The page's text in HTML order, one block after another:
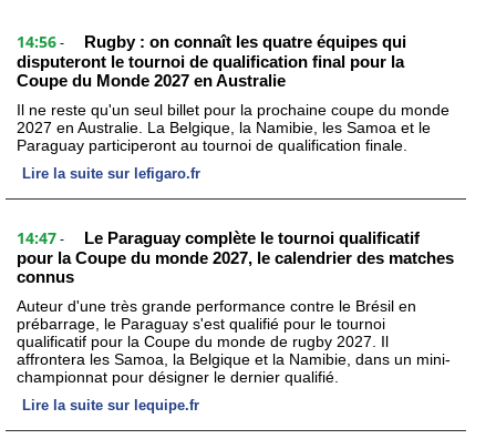
14:56 -
Rugby : on connaît les quatre équipes qui
disputeront le tournoi de qualification final pour la
Coupe du Monde 2027 en Australie
Il ne reste qu'un seul billet pour la prochaine coupe du monde
2027 en Australie. La Belgique, la Namibie, les Samoa et le
Paraguay participeront au tournoi de qualification finale.
Lire la suite sur lefigaro.fr
14:47 -
Le Paraguay complète le tournoi qualificatif
pour la Coupe du monde 2027, le calendrier des matches
connus
Auteur d'une très grande performance contre le Brésil en
prébarrage, le Paraguay s'est qualifié pour le tournoi
qualificatif pour la Coupe du monde de rugby 2027. Il
affrontera les Samoa, la Belgique et la Namibie, dans un mini-
championnat pour désigner le dernier qualifié.
Lire la suite sur lequipe.fr